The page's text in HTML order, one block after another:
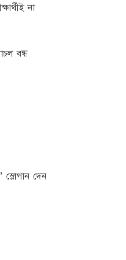
না
বন্ধ
দেন